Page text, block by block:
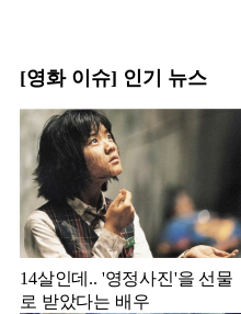
[영화 이슈] 인기 뉴스
14살인데.. '영정사진'을 선물
로 받았다는 배우